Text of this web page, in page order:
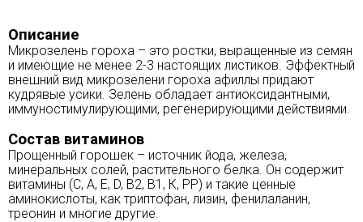
Описание
Микрозелень гороха – это ростки, выращенные из семян
и имеющие не менее 2-3 настоящих листиков. Эффектный
внешний вид микрозелени гороха афиллы придают
кудрявые усики. Зелень обладает антиоксидантными,
иммуностимулирующими, регенерирующими действиями.
Состав витаминов
Прощенный горошек – источник йода, железа,
минеральных солей, растительного белка. Он содержит
витамины (С, А, Е, D, В2, В1, К, РР) и такие ценные
аминокислоты, как триптофан, лизин, фенилаланин,
треонин и многие другие.